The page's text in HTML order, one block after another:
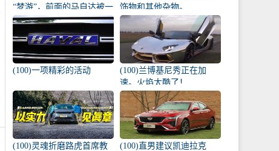
“梦游”，前面的马自达被一
棵幼苗撞了！
饰物和其他杂物。
(100)一项精彩的活动
(100)兰博基尼秀正在加
速。火焰太酷了！
(100)灵魂折磨路虎首席教
(100)直男建议凯迪拉克